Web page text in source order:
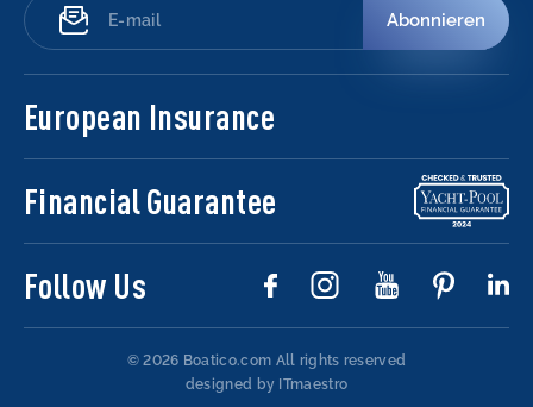
Abonnieren
European Insurance
Financial Guarantee
Follow Us
© 2026 Boatico.com All rights reserved
designed by ITmaestro